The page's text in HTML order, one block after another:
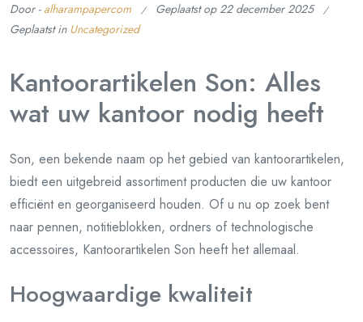
Door - alharampapercom Geplaatst op22 december 2025
Geplaatst in Uncategorized
Kantoorartikelen Son: Alles
wat uw kantoor nodig heeft
Son, een bekende naam op het gebied van kantoorartikelen,
biedt een uitgebreid assortiment producten die uw kantoor
efficiënt en georganiseerd houden. Of u nu op zoek bent
naar pennen, notitieblokken, ordners of technologische
accessoires, Kantoorartikelen Son heeft het allemaal.
Hoogwaardige kwaliteit